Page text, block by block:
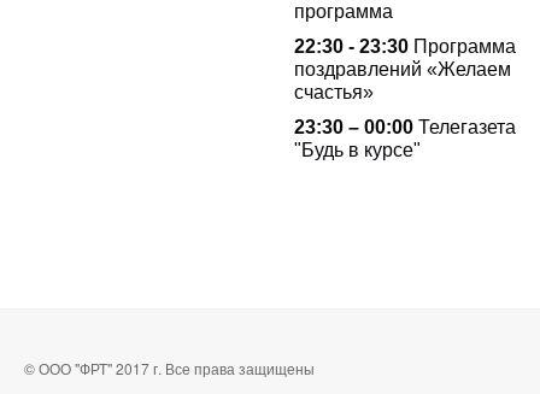
программа
22:30 - 23:30 Программа
поздравлений «Желаем
счастья»
23:30 – 00:00 Телегазета
"Будь в курсе"
© ООО "ФРТ" 2017 г. Все права защищены